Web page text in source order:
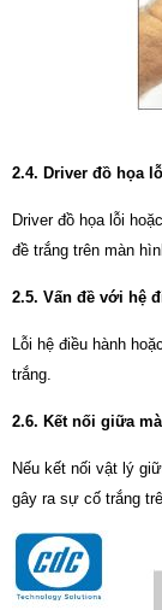
2.4. Driver đồ họa
Driver đồ họa lỗi
đề trắng trên màn
2.5. Vấn đề với hệ
Lỗi hệ điều hành
trắng.
2.6. Kết nối giữa
Nếu kết nối vật lý
gây ra sự cố trắng